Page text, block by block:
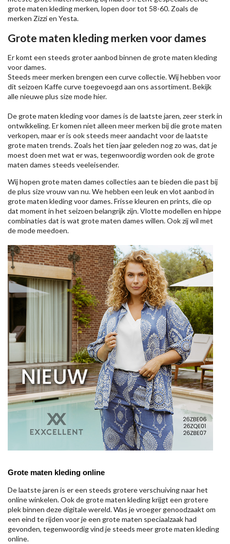
grote maten kleding merken, lopen door tot 58-60. Zoals de
merken Zizzien Yesta.
Grote maten kleding merken voor dames
Er komt een steeds groter aanbod binnen de grote maten kleding
voor dames.
Steeds meer merken brengen een curve collectie. Wij hebben voor
dit seizoen Kaffecurve toegevoegd aan ons assortiment. Bekijk
alle nieuweplus size modehier.
De grote maten kleding voor dames is de laatste jaren, zeer sterk in
ontwikkeling. Er komen niet alleen meer merken bij die grote maten
verkopen, maar er is ook steeds meer aandacht voor de laatste
grote maten trends. Zoals het tien jaar geleden nog zo was, dat je
moest doen met wat er was, tegenwoordig worden ook de grote
maten dames steeds veeleisender.
Wij hopen grote maten dames collecties aan te bieden die past bij
de plus size vrouw van nu. We hebben een leuk en vlot aanbod in
grote maten kleding voor dames. Frisse kleuren en prints, die op
dat moment in het seizoen belangrijk zijn. Vlotte modellen en hippe
combinaties dat is wat grote maten dames willen. Ook zij wil met
de mode meedoen.
Grote maten kleding online
De laatste jaren is er een steeds grotere verschuiving naar het
online winkelen. Ook de grote maten kleding krijgt een grotere
plek binnen deze digitale wereld. Was je vroeger genoodzaakt om
een eind te rijden voor je een grote maten speciaalzaak had
gevonden, tegenwoordig vind je steeds meer grote maten kleding
online.